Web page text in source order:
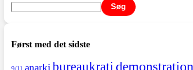
Søg
Først med det sidste
anarki bureaukrati demonstration